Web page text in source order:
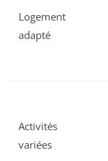
Logement
adapté
Activités
variées